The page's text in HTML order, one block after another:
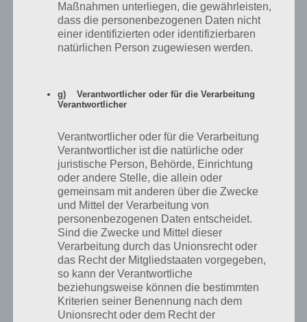
Mit Start von Akt 2 beginnt die Storyline Die Supper
wird langsam interessant beim Simpsons Springfield
Terwilligers Event
Simpsons Springfield:
Beschreibung
Person
5 Bob-Klone antippen Homer
Lisa soll sich bei Monsarno
vorstellen
Lisa soll knallharte Fragen
stellen
Lisa
Lass Bart sich in seinem
Baumhaus verstecken
Lisa 24h
Lass Bart sich im braunen Haus
verstecken
Bart
Maßnahmen unterliegen, die gewährleisten,
dass die personenbezogenen Daten nicht
einer identifizierten oder identifizierbaren
natürlichen Person zugewiesen werden.
g) Verantwortlicher oder für die Verarbeitung
Verantwortlicher
Verantwortlicher oder für die Verarbeitung
Verantwortlicher ist die natürliche oder
juristische Person, Behörde, Einrichtung
oder andere Stelle, die allein oder
gemeinsam mit anderen über die Zwecke
und Mittel der Verarbeitung von
personenbezogenen Daten entscheidet.
Sind die Zwecke und Mittel dieser
Verarbeitung durch das Unionsrecht oder
das Recht der Mitgliedstaaten vorgegeben,
so kann der Verantwortliche
beziehungsweise können die bestimmten
Kriterien seiner Benennung nach dem
Unionsrecht oder dem Recht der